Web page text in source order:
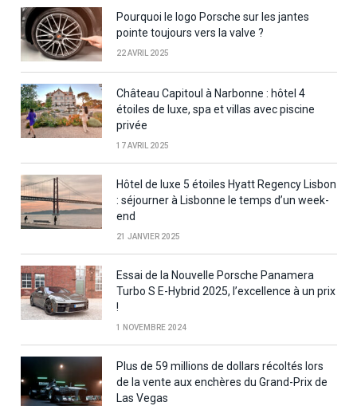
Pourquoi le logo Porsche sur les jantes
pointe toujours vers la valve ?
22 AVRIL 2025
Château Capitoul à Narbonne : hôtel 4
étoiles de luxe, spa et villas avec piscine
privée
17 AVRIL 2025
Hôtel de luxe 5 étoiles Hyatt Regency Lisbon
: séjourner à Lisbonne le temps d’un week-
end
21 JANVIER 2025
Essai de la Nouvelle Porsche Panamera
Turbo S E-Hybrid 2025, l’excellence à un prix
!
1 NOVEMBRE 2024
Plus de 59 millions de dollars récoltés lors
de la vente aux enchères du Grand-Prix de
Las Vegas